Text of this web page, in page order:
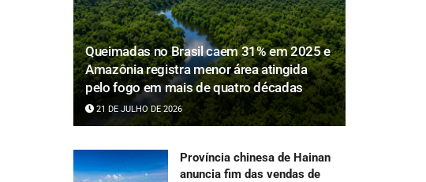
Queimadas no Brasil caem 31% em 2025 e
Amazônia registra menor área atingida
pelo fogo em mais de quatro décadas
21 DE JULHO DE 2026
Província chinesa de Hainan
anuncia fim das vendas de